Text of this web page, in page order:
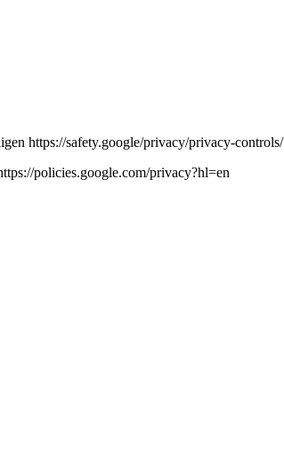
https://safety.google/privacy/privacy-controls/
policies.google.com/privacy?hl=en